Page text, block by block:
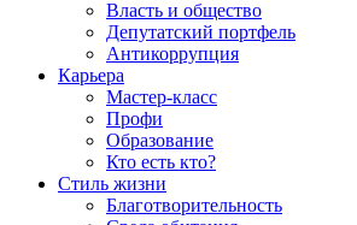
Власть и общество
Депутатский портфель
Антикоррупция
Карьера
Мастер-класс
Профи
Образование
Кто есть кто?
Стиль жизни
Благотворительность